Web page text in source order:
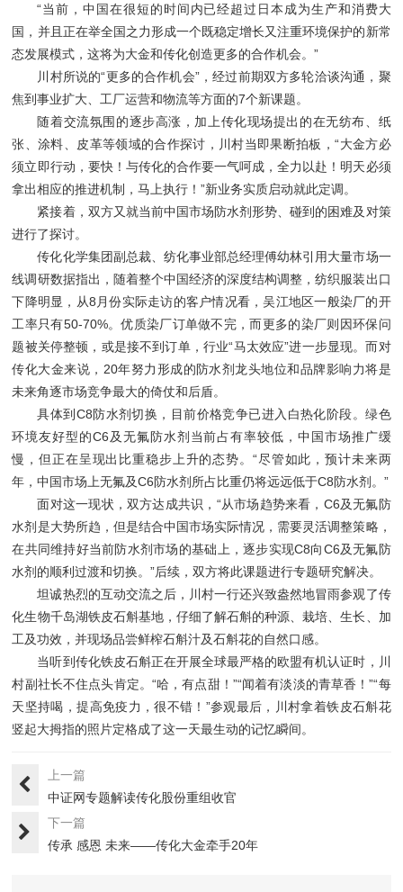
“当前，中国在很短的时间内已经超过日本成为生产和消费大
国，并且正在举全国之力形成一个既稳定增长又注重环境保护的新常
态发展模式，这将为大金和传化创造更多的合作机会。”
川村所说的“更多的合作机会”，经过前期双方多轮洽谈沟通，聚
焦到事业扩大、工厂运营和物流等方面的7个新课题。
随着交流氛围的逐步高涨，加上传化现场提出的在无纺布、纸
张、涂料、皮革等领域的合作探讨，川村当即果断拍板，“大金方必
须立即行动，要快！与传化的合作要一气呵成，全力以赴！明天必须
拿出相应的推进机制，马上执行！”新业务实质启动就此定调。
紧接着，双方又就当前中国市场防水剂形势、碰到的困难及对策
进行了探讨。
传化化学集团副总裁、纺化事业部总经理傅幼林引用大量市场一
线调研数据指出，随着整个中国经济的深度结构调整，纺织服装出口
下降明显，从8月份实际走访的客户情况看，吴江地区一般染厂的开
工率只有50-70%。优质染厂订单做不完，而更多的染厂则因环保问
题被关停整顿，或是接不到订单，行业“马太效应”进一步显现。而对
传化大金来说，20年努力形成的防水剂龙头地位和品牌影响力将是
未来角逐市场竞争最大的倚仗和后盾。
具体到C8防水剂切换，目前价格竞争已进入白热化阶段。绿色
环境友好型的C6及无氟防水剂当前占有率较低，中国市场推广缓
慢，但正在呈现出比重稳步上升的态势。“尽管如此，预计未来两
年，中国市场上无氟及C6防水剂所占比重仍将远远低于C8防水剂。”
面对这一现状，双方达成共识，“从市场趋势来看，C6及无氟防
水剂是大势所趋，但是结合中国市场实际情况，需要灵活调整策略，
在共同维持好当前防水剂市场的基础上，逐步实现C8向C6及无氟防
水剂的顺利过渡和切换。”后续，双方将此课题进行专题研究解决。
坦诚热烈的互动交流之后，川村一行还兴致盎然地冒雨参观了传
化生物千岛湖铁皮石斛基地，仔细了解石斛的种源、栽培、生长、加
工及功效，并现场品尝鲜榨石斛汁及石斛花的自然口感。
当听到传化铁皮石斛正在开展全球最严格的欧盟有机认证时，川
村副社长不住点头肯定。“哈，有点甜！”“闻着有淡淡的青草香！”“每
天坚持喝，提高免疫力，很不错！”参观最后，川村拿着铁皮石斛花
竖起大拇指的照片定格成了这一天最生动的记忆瞬间。
上一篇
中证网专题解读传化股份重组收官
下一篇
传承 感恩 未来——传化大金牵手20年